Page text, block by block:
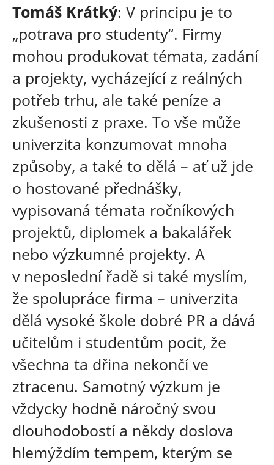
Tomáš Krátký: V principu je to
„potrava pro studenty“. Firmy
mohou produkovat témata, zadání
a projekty, vycházející z reálných
potřeb trhu, ale také peníze a
zkušenosti z praxe. To vše může
univerzita konzumovat mnoha
způsoby, a také to dělá – ať už jde
o hostované přednášky,
vypisovaná témata ročníkových
projektů, diplomek a bakalářek
nebo výzkumné projekty. A
v neposlední řadě si také myslím,
že spolupráce firma – univerzita
dělá vysoké škole dobré PR a dává
učitelům i studentům pocit, že
všechna ta dřina nekončí ve
ztracenu. Samotný výzkum je
vždycky hodně náročný svou
dlouhodobostí a někdy doslova
hlemýždím tempem, kterým se